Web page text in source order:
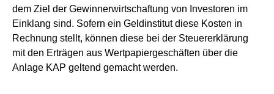
dem Ziel der Gewinnerwirtschaftung von Investoren im
Einklang sind. Sofern ein Geldinstitut diese Kosten in
Rechnung stellt, können diese bei der Steuererklärung
mit den Erträgen aus Wertpapiergeschäften über die
Anlage KAP geltend gemacht werden.